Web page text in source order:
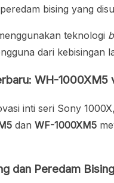
bising yang
teknologi
dari kebisingan
WH-1000XM5
inti seri Sony
dan WF-1000XM5
dan Peredam